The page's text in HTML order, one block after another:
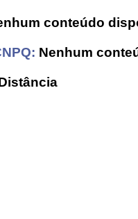
conteúdo
Nenhum